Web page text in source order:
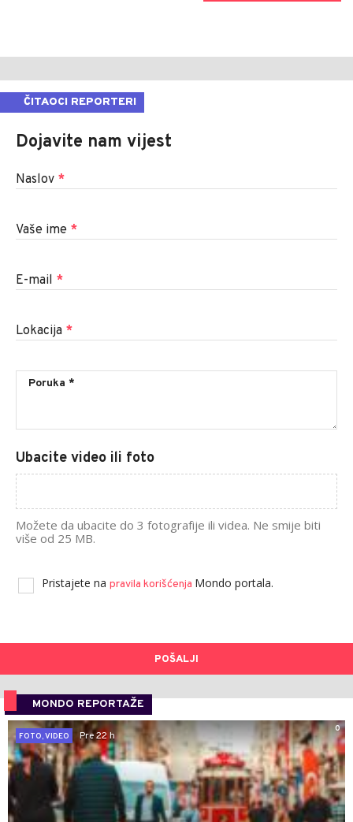
ČITAOCI REPORTERI
Dojavite nam vijest
Naslov *
Vaše ime *
E-mail *
Lokacija *
Ubacite video ili foto
Možete da ubacite do 3 fotografije ili videa. Ne smije biti
više od 25 MB.
Pristajete na pravila korišćenja Mondo portala.
POŠALJI
MONDO REPORTAŽE
0
FOTO, VIDEO
Pre 22 h